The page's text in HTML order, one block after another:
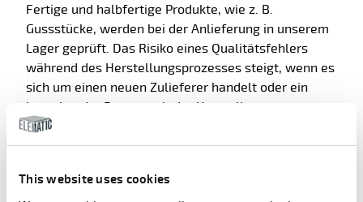
This website uses cookies
Fertige und halbfertige Produkte, wie z. B.
Gussstücke, werden bei der Anlieferung in unserem
Lager geprüft. Das Risiko eines Qualitätsfehlers
während des Herstellungsprozesses steigt, wenn es
sich um einen neuen Zulieferer handelt oder ein
bestehender Partner mit der Herstellung neuer
Produkte beginnt.
durchgeführt, um alle fehlerhaften Teile zu
erfassen, bevor die Produkte weiter an unsere